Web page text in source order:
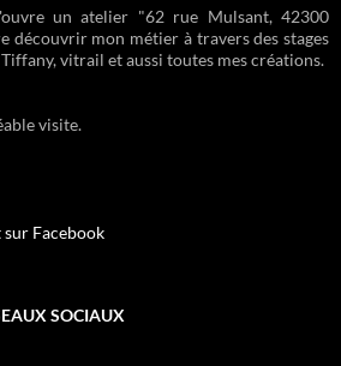
un atelier "62 rue Mulsant, 42300
découvrir mon métier à travers des stages
vitrail et aussi toutes mes créations.
visite.
sur Facebook
SOCIAUX